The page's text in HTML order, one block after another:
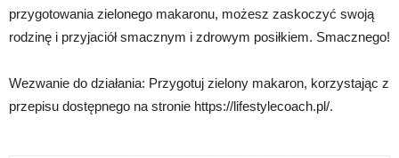
przygotowania zielonego makaronu, możesz zaskoczyć swoją
rodzinę i przyjaciół smacznym i zdrowym posiłkiem. Smacznego!
Wezwanie do działania: Przygotuj zielony makaron, korzystając z
przepisu dostępnego na stronie https://lifestylecoach.pl/.